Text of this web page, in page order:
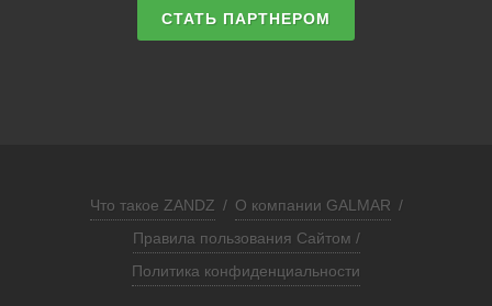
СТАТЬ ПАРТНЕРОМ
Что такое ZANDZ / О компании GALMAR /
Правила пользования Сайтом /
Политика конфиденциальности